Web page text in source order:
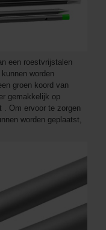
een roestvrijstalen
worden
groen koord van
gemakkelijk op
. Om ervoor te zorgen
worden geplaatst,